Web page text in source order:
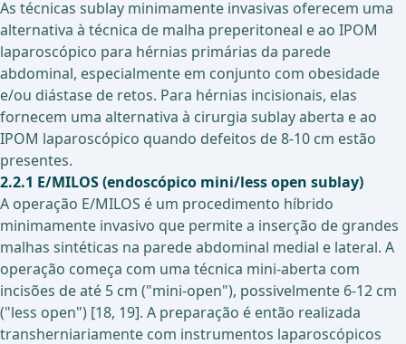
As técnicas sublay minimamente invasivas oferecem uma
alternativa à técnica de malha preperitoneal e ao IPOM
laparoscópico para hérnias primárias da parede
abdominal, especialmente em conjunto com obesidade
e/ou diástase de retos. Para hérnias incisionais, elas
fornecem uma alternativa à cirurgia sublay aberta e ao
IPOM laparoscópico quando defeitos de 8-10 cm estão
presentes.
2.2.1 E/MILOS (endoscópico mini/less open sublay)
A operação E/MILOS é um procedimento híbrido
minimamente invasivo que permite a inserção de grandes
malhas sintéticas na parede abdominal medial e lateral. A
operação começa com uma técnica mini-aberta com
incisões de até 5 cm ("mini-open"), possivelmente 6-12 cm
("less open") [18, 19]. A preparação é então realizada
transherniariamente com instrumentos laparoscópicos